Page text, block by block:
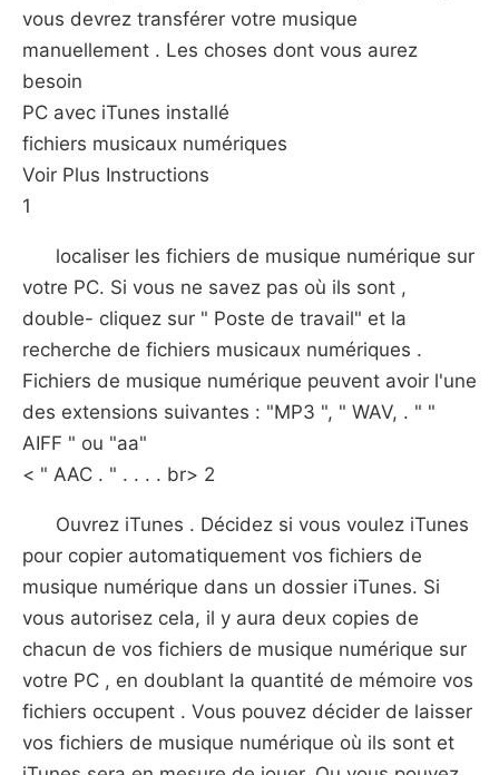
vous devrez transférer votre musique
manuellement . Les choses dont vous aurez
besoin
PC avec iTunes installé
fichiers musicaux numériques
Voir Plus Instructions
1
localiser les fichiers de musique numérique sur
votre PC. Si vous ne savez pas où ils sont ,
double- cliquez sur " Poste de travail" et la
recherche de fichiers musicaux numériques .
Fichiers de musique numérique peuvent avoir l'une
des extensions suivantes : "MP3 ", " WAV, . " "
AIFF " ou "aa"
< " AAC . " . . . . br> 2
Ouvrez iTunes . Décidez si vous voulez iTunes
pour copier automatiquement vos fichiers de
musique numérique dans un dossier iTunes. Si
vous autorisez cela, il y aura deux copies de
chacun de vos fichiers de musique numérique sur
votre PC , en doublant la quantité de mémoire vos
fichiers occupent . Vous pouvez décider de laisser
vos fichiers de musique numérique où ils sont et